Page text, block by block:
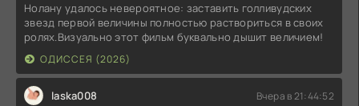
Нолану удалось невероятное: заставить голливудских
звезд первой величины полностью раствориться в своих
ролях.Визуально этот фильм буквально дышит величием!
ОДИССЕЯ (2026)
laska008 Вчера в 21:44:52